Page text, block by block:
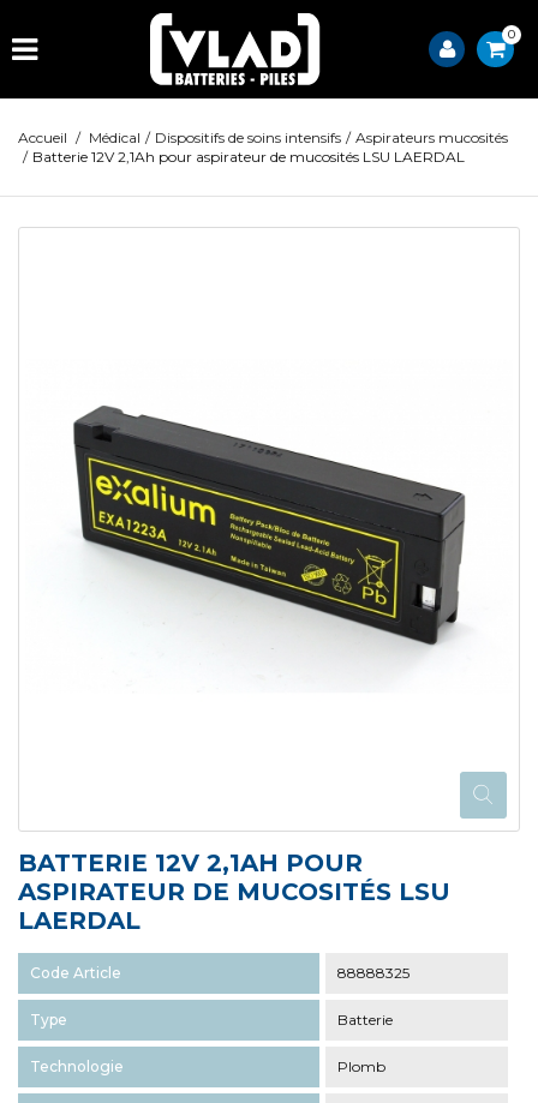
0
Accueil / Médical / Dispositifs de soins intensifs / Aspirateurs mucosités
/ Batterie 12V 2,1Ah pour aspirateur de mucosités LSU LAERDAL
BATTERIE 12V 2,1AH POUR
ASPIRATEUR DE MUCOSITÉS LSU
LAERDAL
Code Article 88888325
Type Batterie
Technologie Plomb